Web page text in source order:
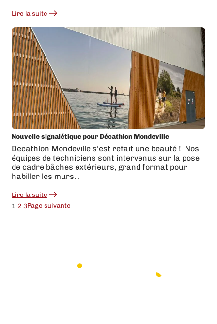
Lire la suite
:
sur
l’échenillage
d’adhésif
Nouvelle signalétique pour Décathlon Mondeville
Decathlon Mondeville s’est refait une beauté ! ️ Nos
équipes de techniciens sont intervenus sur la pose
de cadre bâches extérieurs, grand format pour
habiller les murs…
Lire la suite
:
Nouvelle
1 2 3Page suivante